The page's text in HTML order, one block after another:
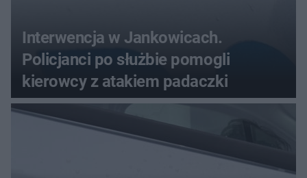
Interwencja w Jankowicach.
Policjanci po służbie pomogli
kierowcy z atakiem padaczki